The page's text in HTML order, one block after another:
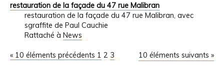
restauration de la façade du 47 rue Malibran
restauration de la façade du 47 rue Malibran, avec
sgraffite de Paul Cauchie
Rattaché à News
« 10 éléments précédents 10 éléments suivants »
1 2 3